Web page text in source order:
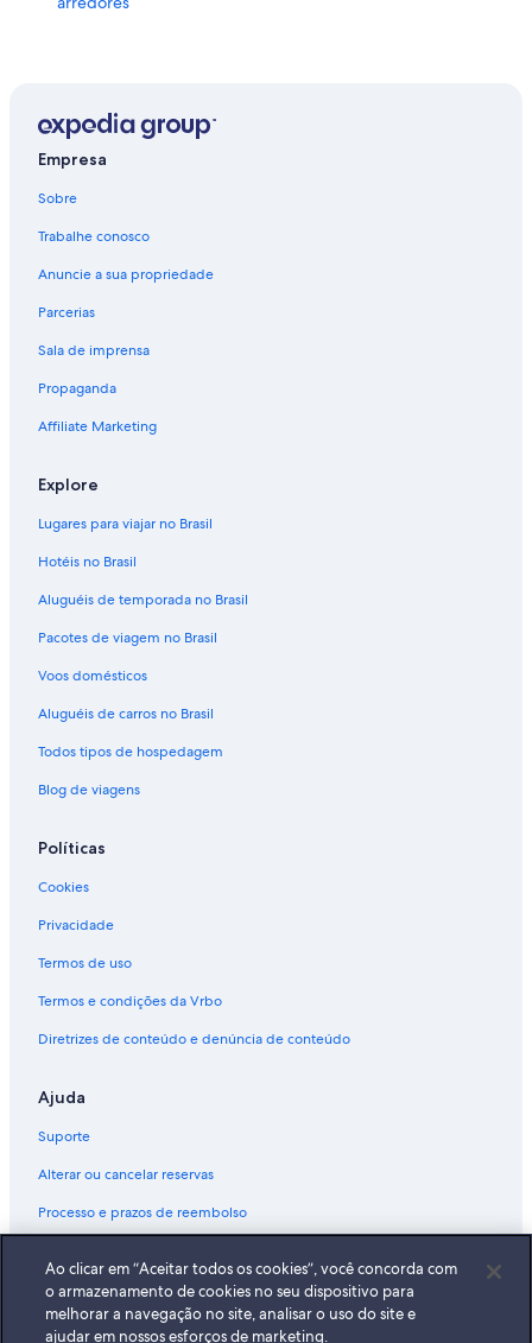
Empresa
Sobre
Trabalhe conosco
Anuncie a sua propriedade
Parcerias
Sala de imprensa
Propaganda
Affiliate Marketing
Explore
Lugares para viajar no Brasil
Hotéis no Brasil
Aluguéis de temporada no Brasil
Pacotes de viagem no Brasil
Voos domésticos
Aluguéis de carros no Brasil
Todos tipos de hospedagem
Blog de viagens
Políticas
Cookies
Privacidade
Termos de uso
Termos e condições da Vrbo
Diretrizes de conteúdo e denúncia de conteúdo
Ajuda
Suporte
Alterar ou cancelar reservas
Processo e prazos de reembolso
Documentos para viagens internacionais
Ao clicar em “Aceitar todos os cookies”, você concorda com
o armazenamento de cookies no seu dispositivo para
melhorar a navegação no site, analisar o uso do site e
ajudar em nossos esforços de marketing.